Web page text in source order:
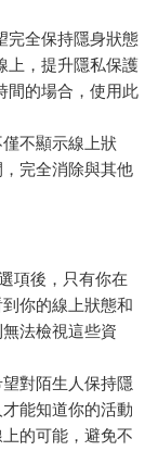
完全保持隱身狀態
上，提升隱私保護
間的場合，使用此
僅不顯示線上狀
完全消除與其他
項後，只有你在
你的線上狀態和
法檢視這些資
望對陌生人保持隱
能知道你的活動
的可能，避免不